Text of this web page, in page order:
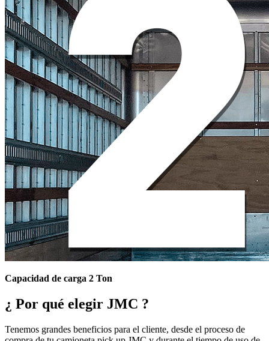
Capacidad de carga 2 Ton
¿ Por qué elegir JMC ?
Tenemos grandes beneficios para el cliente, desde el proceso de